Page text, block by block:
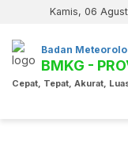
Kamis, 06
Badan
BMKG -
Cepat, Tepat, Akurat,